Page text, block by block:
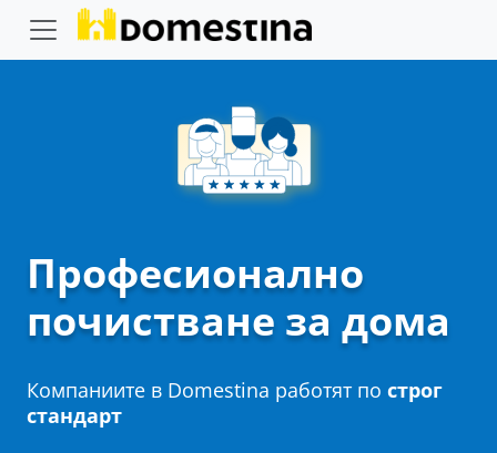
Професионално
почистване за дома
Компаниите в Domestina работят по строг
стандарт